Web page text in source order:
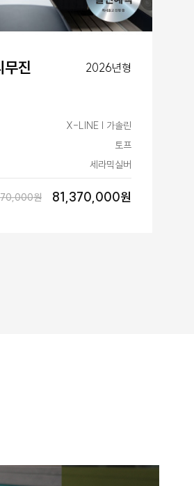
진
2026년형
X-LINE | 가솔린
토프
세라믹실버
원 81,370,000원